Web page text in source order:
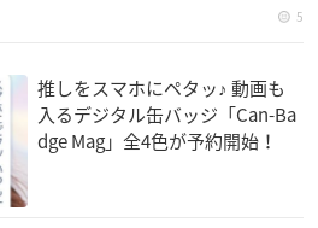
5
推しをスマホにペタッ♪ 動画も
入るデジタル缶バッジ「Can-Ba
dge Mag」全4色が予約開始！